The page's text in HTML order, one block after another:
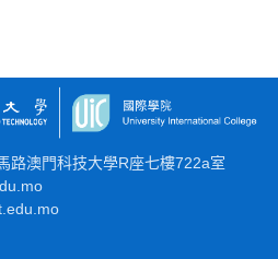
路澳門科技大學R座七樓722a室